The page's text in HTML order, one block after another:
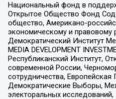
Национальный фонд в
Открытое Общество Фонд
общество, Американо-
экономическому и правовому
Демократический Институт
MEDIA DEVELOPMENT
Республиканский Институт,
современной России,
сотрудничества,
Демократические Выборы,
электоральных